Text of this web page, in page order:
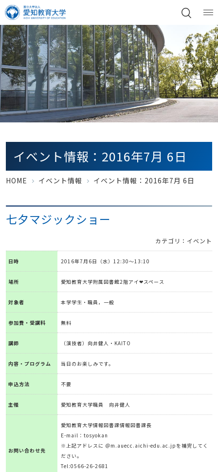
イベント情報：2016年7月 6日
HOME イベント情報 イベント情報：2016年7月 6日
七夕マジックショー
カテゴリ：イベント
日時 2016年7月6日（水）12:30～13:10
場所 愛知教育大学附属図書館2階アイ❤スペース
対象者 本学学生・職員，一般
参加費・受講料 無料
講師 （演技者）向井健人・KAITO
内容・プログラム 当日のお楽しみです。
申込方法 不要
主催 愛知教育大学職員 向井健人
お問い合わせ先
愛知教育大学情報図書課情報図書課長
E-mail：tosyokan
※上記アドレスに ＠m.auecc.aichi-edu.ac.jpを補完してく
ださい。
Tel:0566-26-2681